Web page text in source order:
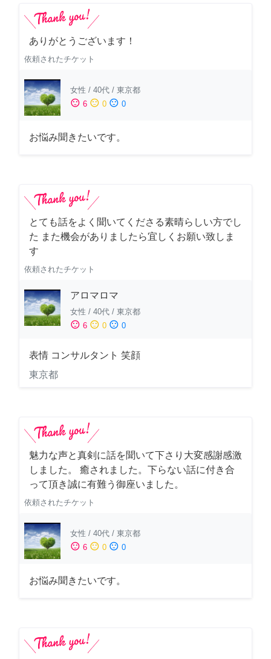
ありがとうございます！
依頼されたチケット
女性 / 40代 / 東京都
sentiment_satisfied 6 sentiment_neutral 0 sentiment_dissatisfied 0
お悩み聞きたいです。
とても話をよく聞いてくださる素晴らしい方でし
た また機会がありましたら宜しくお願い致しま
す
依頼されたチケット
アロマロマ
女性 / 40代 / 東京都
sentiment_satisfied 6 sentiment_neutral 0 sentiment_dissatisfied 0
表情 コンサルタント 笑顔
東京都
魅力な声と真剣に話を聞いて下さり大変感謝感激
しました。 癒されました。下らない話に付き合
って頂き誠に有難う御座いました。
依頼されたチケット
女性 / 40代 / 東京都
sentiment_satisfied 6 sentiment_neutral 0 sentiment_dissatisfied 0
お悩み聞きたいです。